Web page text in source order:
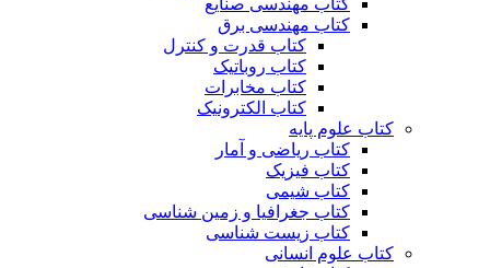
کتاب مهندسی برق
کتاب قدرت و کنترل
کتاب روباتیک
کتاب مخابرات
کتاب الکترونیک
کتاب علوم پایه
کتاب ریاضی و آمار
کتاب فیزیک
کتاب شیمی
کتاب جغرافیا و زمین شناسی
کتاب زیست شناسی
کتاب علوم انسانی